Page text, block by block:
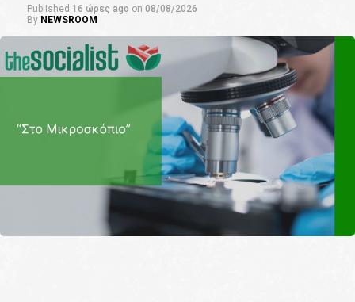
Published 16 ώρες ago on 08/08/2026
By NEWSROOM